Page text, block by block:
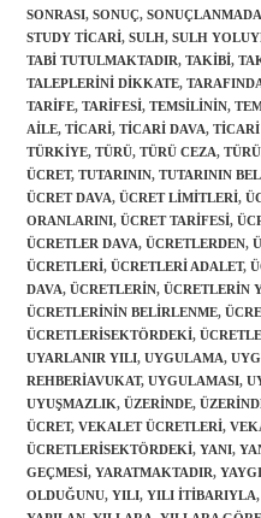
SONRASI, SONUÇ,
STUDY TICARI, SULH, SULH
TABI TUTULMAKTADIR, TAKIBI,
TALEPLERINI DIKKATE,
TARIFE, TARIFESI, TEMSILININ,
AILE, TICARI, TICARI DAVA,
TÜRKIYE, TÜRÜ, TÜRÜ CEZA,
ÜCRET, TUTARININ, TUTARININ
ÜCRET DAVA, ÜCRET LIMITLERI,
ORANLARINI, ÜCRET TARIFESI,
ÜCRETLER DAVA, ÜCRETLERDEN,
ÜCRETLERI, ÜCRETLERI ADALET,
DAVA, ÜCRETLERIN, ÜCRETLERIN
ÜCRETLERININ BELIRLENME,
ÜCRETLERISEKTÖRDEKI,
UYARLANIR YILI, UYGULAMA,
REHBERIAVUKAT, UYGULAMASI,
UYUŞMAZLIK, ÜZERINDE,
ÜCRET, VEKALET ÜCRETLERI,
ÜCRETLERISEKTÖRDEKI, YANI,
GEÇMESI, YARATMAKTADIR,
OLDUĞUNU, YILI, YILI ITIBARIYLA,